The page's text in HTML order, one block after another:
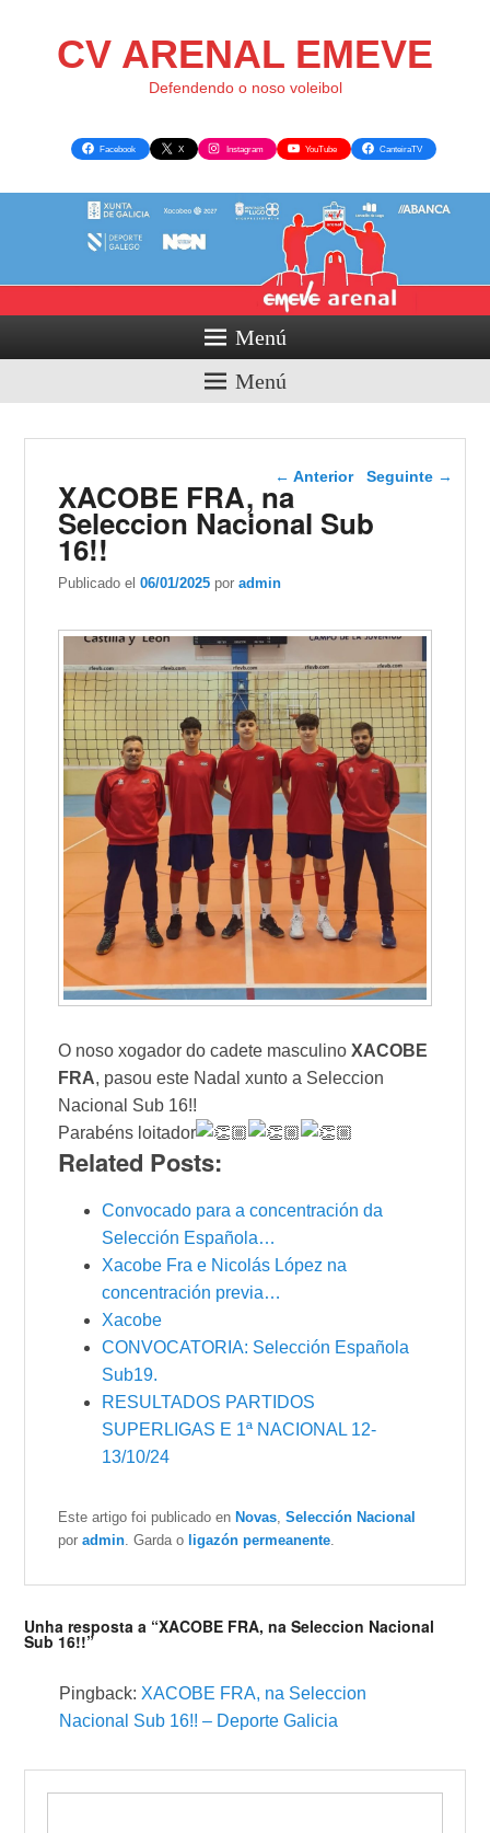
CV ARENAL EMEVE
Defendendo o noso voleibol
Facebook X Instagram YouTube CanteiraTV
Menú
Menú
Navegador de artigos
← Anterior Seguinte →
XACOBE FRA, na
Seleccion Nacional Sub
16!!
Publicado el06/01/2025 poradmin
O noso xogador do cadete masculinoXACOBE
FRA, pasou este Nadal xunto a Seleccion
Nacional Sub 16!!
Parabéns loitador
Related Posts:
Convocado para a concentración da
Selección Española…
Xacobe Fra e Nicolás López na
concentración previa…
Xacobe
CONVOCATORIA: Selección Española
Sub19.
RESULTADOS PARTIDOS
SUPERLIGAS E 1ª NACIONAL 12-
13/10/24
Este artigo foi publicado en Novas,Selección Nacional
poradmin. Garda o ligazón permeanente.
Unha resposta a “XACOBE FRA, na Seleccion Nacional
Sub 16!!”
Pingback: XACOBE FRA, na Seleccion
Nacional Sub 16!! – Deporte Galicia